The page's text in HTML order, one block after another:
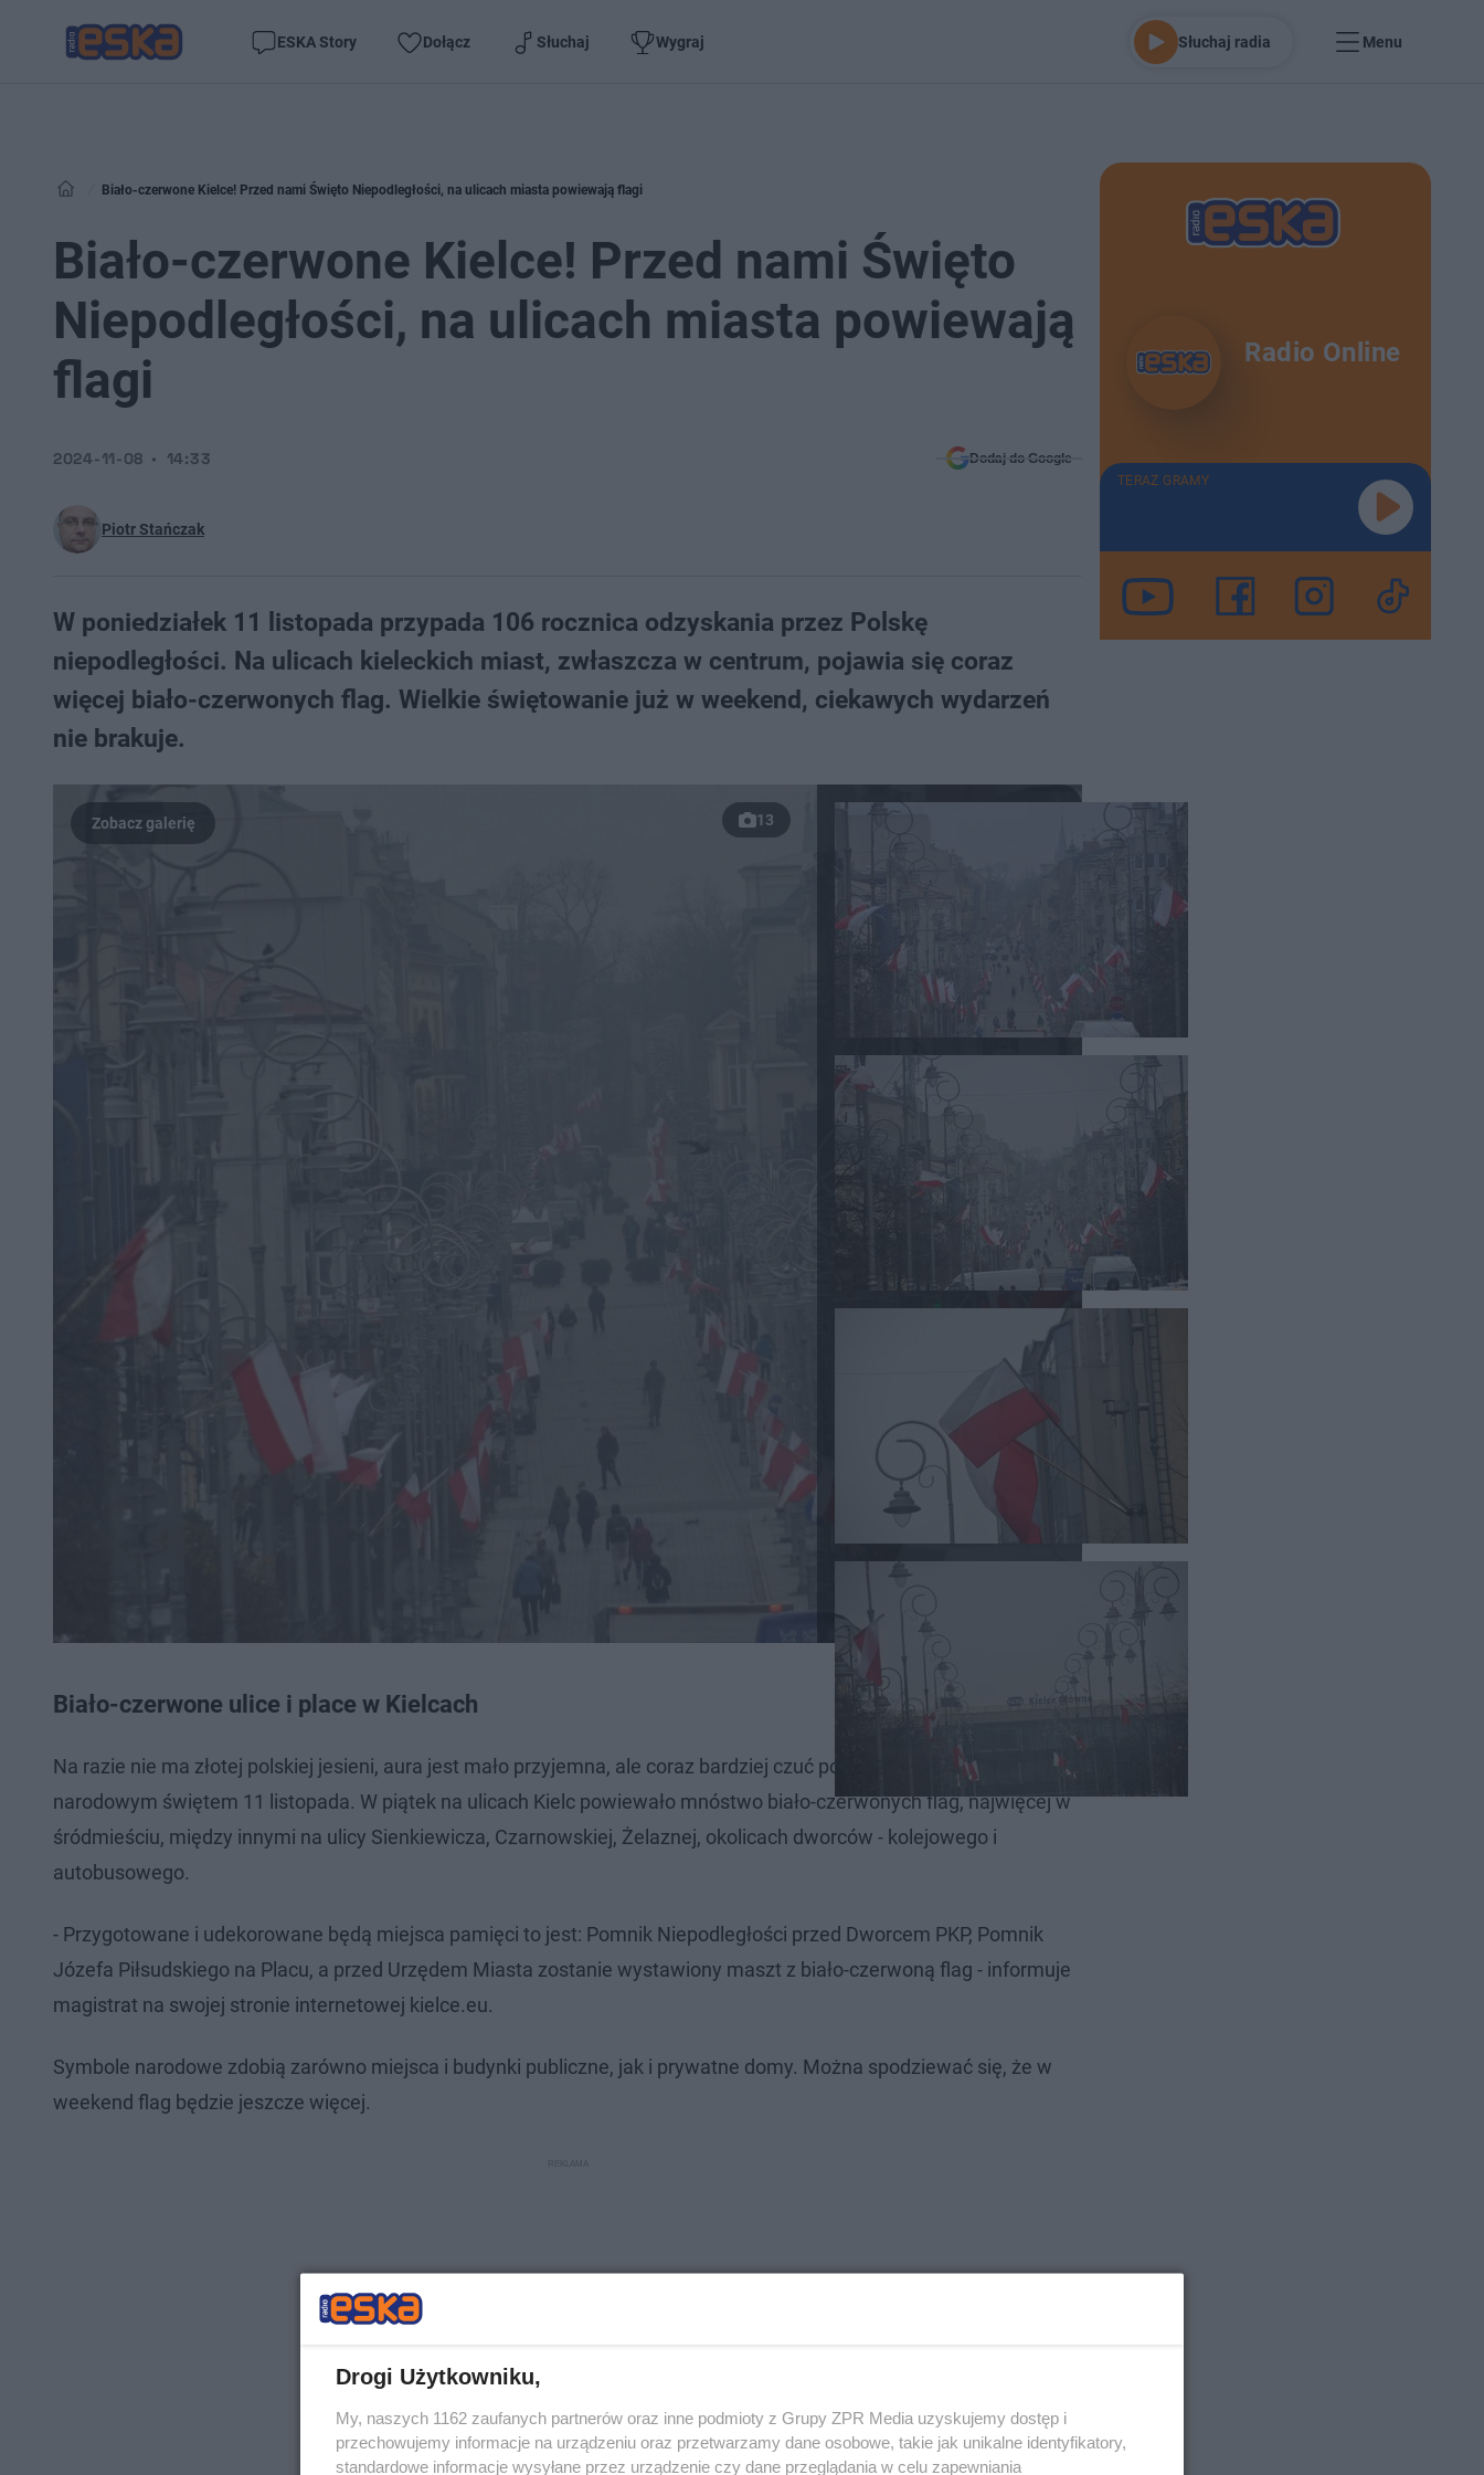
ESKA Story Dołącz Słuchaj Wygraj Słuchaj radia Menu
Biało-czerwone Kielce! Przed nami Święto Niepodległości, na ulicach miasta powiewają flagi
Biało-czerwone Kielce! Przed nami Święto
Niepodległości, na ulicach miasta powiewają
flagi
Piotr Stańczak
2024-11-08 14:33 Dodaj do Google
W poniedziałek 11 listopada przypada 106 rocznica odzyskania przez Polskę
niepodległości. Na ulicach kieleckich miast, zwłaszcza w centrum, pojawia się coraz
więcej biało-czerwonych flag. Wielkie świętowanie już w weekend, ciekawych wydarzeń
nie brakuje.
13
Biało-czerwone ulice i place w Kielcach
Na razie nie ma złotej polskiej jesieni, aura jest mało przyjemna, ale coraz bardziej czuć podniosły nastrój przed
narodowym świętem 11 listopada. W piątek na ulicach Kielc powiewało mnóstwo biało-czerwonych flag, najwięcej w
śródmieściu, między innymi na ulicy Sienkiewicza, Czarnowskiej, Żelaznej, okolicach dworców - kolejowego i
autobusowego.
- Przygotowane i udekorowane będą miejsca pamięci to jest: Pomnik Niepodległości przed Dworcem PKP, Pomnik
Józefa Piłsudskiego na Placu, a przed Urzędem Miasta zostanie wystawiony maszt z biało-czerwoną flag - informuje
magistrat na swojej stronie internetowej kielce.eu.
Symbole narodowe zdobią zarówno miejsca i budynki publiczne, jak i prywatne domy. Można spodziewać się, że w
weekend flag będzie jeszcze więcej.
Radio Online
TERAZ GRAMY
Drogi Użytkowniku,
My, naszych 1162 zaufanych partnerów oraz inne podmioty z Grupy ZPR Media uzyskujemy dostęp i
przechowujemy informacje na urządzeniu oraz przetwarzamy dane osobowe, takie jak unikalne identyfikatory,
standardowe informacje wysyłane przez urządzenie czy dane przeglądania w celu zapewniania